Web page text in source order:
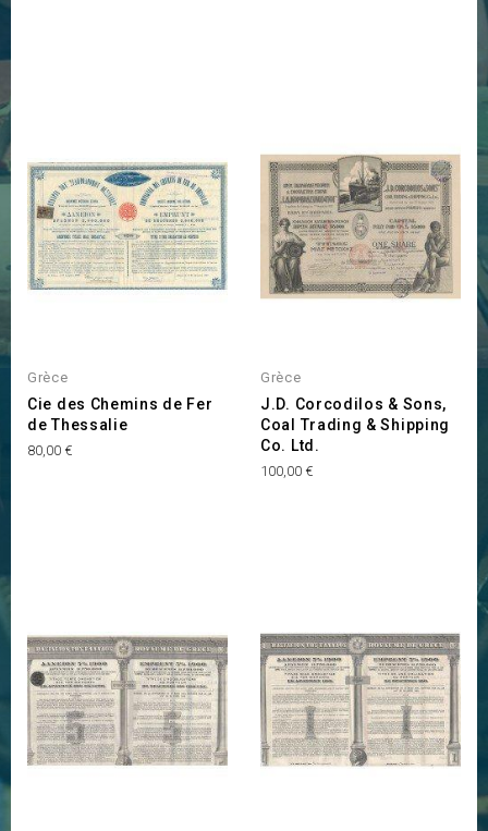
Grèce
Cie des Chemins de Fer
de Thessalie
Prix
80,00 €
Grèce
J.D. Corcodilos & Sons,
Coal Trading & Shipping
Co. Ltd.
Prix
100,00 €